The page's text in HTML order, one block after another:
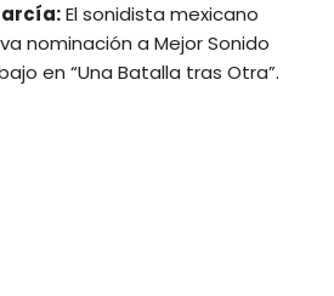
El sonidista mexicano
nominación a Mejor Sonido
en “Una Batalla tras Otra”.